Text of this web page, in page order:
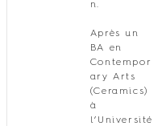
n.
Après un
BA en
Contempor
ary Arts
(Ceramics)
à
l’Université